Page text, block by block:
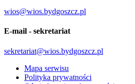
wios@wios.bydgoszcz.pl
E-mail - sekretariat
sekretariat@wios.bydgoszcz.pl
Mapa serwisu
Polityka prywatności